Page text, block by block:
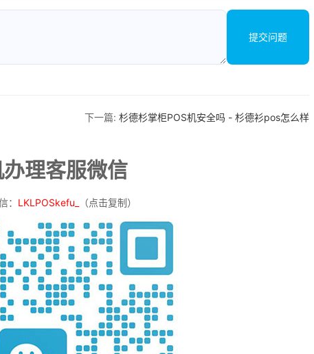
提交问题
下一篇: 杉德杉掌柜POS机安全吗 - 杉德衫pos怎么样
理客服微信
： LKLPOSkefu_ （点击复制）